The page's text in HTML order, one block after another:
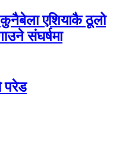
एशियाकै ठूलो
संघर्षमा
परेड